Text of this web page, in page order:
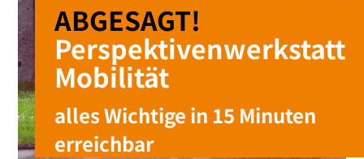
ABGESAGT!
Perspektivenwerkstatt
Mobilität
alles Wichtige in 15 Minuten
erreichbar